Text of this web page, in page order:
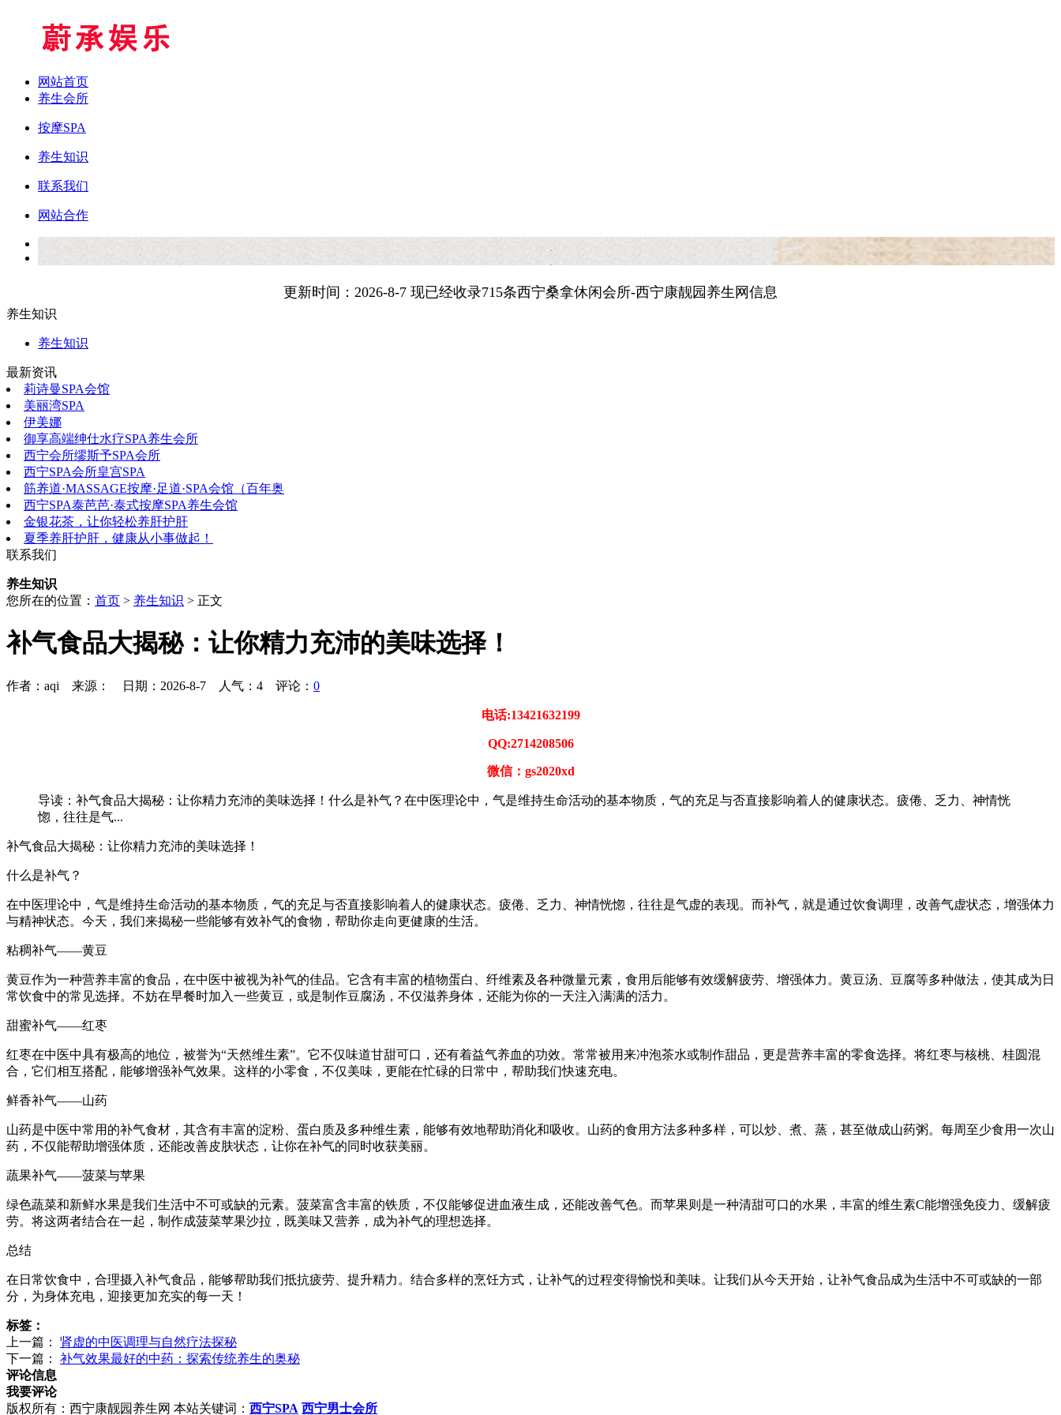
网站首页
养生会所
按摩SPA
养生知识
联系我们
网站合作
更新时间：2026-8-7 现已经收录715条西宁桑拿休闲会所-西宁康靓园养生网信息
养生知识
养生知识
最新资讯
莉诗曼SPA会馆
美丽湾SPA
伊美娜
御享高端绅仕水疗SPA养生会所
西宁会所缪斯予SPA会所
西宁SPA会所皇宫SPA
筋养道·MASSAGE按摩·足道·SPA会馆（百年奥
西宁SPA泰芭芭·泰式按摩SPA养生会馆
金银花茶，让你轻松养肝护肝
夏季养肝护肝，健康从小事做起！
联系我们
养生知识
您所在的位置： 首页 > 养生知识 > 正文
补气食品大揭秘：让你精力充沛的美味选择！
作者：aqi 来源： 日期：2026-8-7 人气： 4 评论： 0
电话:13421632199
QQ:2714208506
微信：gs2020xd
导读：补气食品大揭秘：让你精力充沛的美味选择！什么是补气？在中医理论中，气是维持生命活动的基本物质，气的充足与否直接影响着人的健康状态。疲倦、乏力、神情恍
惚，往往是气...
补气食品大揭秘：让你精力充沛的美味选择！
什么是补气？
在中医理论中，气是维持生命活动的基本物质，气的充足与否直接影响着人的健康状态。疲倦、乏力、神情恍惚，往往是气虚的表现。而补气，就是通过饮食调理，改善气虚状态，增强体力
与精神状态。今天，我们来揭秘一些能够有效补气的食物，帮助你走向更健康的生活。
粘稠补气——黄豆
黄豆作为一种营养丰富的食品，在中医中被视为补气的佳品。它含有丰富的植物蛋白、纤维素及各种微量元素，食用后能够有效缓解疲劳、增强体力。黄豆汤、豆腐等多种做法，使其成为日
常饮食中的常见选择。不妨在早餐时加入一些黄豆，或是制作豆腐汤，不仅滋养身体，还能为你的一天注入满满的活力。
甜蜜补气——红枣
红枣在中医中具有极高的地位，被誉为“天然维生素”。它不仅味道甘甜可口，还有着益气养血的功效。常常被用来冲泡茶水或制作甜品，更是营养丰富的零食选择。将红枣与核桃、桂圆混
合，它们相互搭配，能够增强补气效果。这样的小零食，不仅美味，更能在忙碌的日常中，帮助我们快速充电。
鲜香补气——山药
山药是中医中常用的补气食材，其含有丰富的淀粉、蛋白质及多种维生素，能够有效地帮助消化和吸收。山药的食用方法多种多样，可以炒、煮、蒸，甚至做成山药粥。每周至少食用一次山
药，不仅能帮助增强体质，还能改善皮肤状态，让你在补气的同时收获美丽。
蔬果补气——菠菜与苹果
绿色蔬菜和新鲜水果是我们生活中不可或缺的元素。菠菜富含丰富的铁质，不仅能够促进血液生成，还能改善气色。而苹果则是一种清甜可口的水果，丰富的维生素C能增强免疫力、缓解疲
劳。将这两者结合在一起，制作成菠菜苹果沙拉，既美味又营养，成为补气的理想选择。
总结
在日常饮食中，合理摄入补气食品，能够帮助我们抵抗疲劳、提升精力。结合多样的烹饪方式，让补气的过程变得愉悦和美味。让我们从今天开始，让补气食品成为生活中不可或缺的一部
分，为身体充电，迎接更加充实的每一天！
标签：
上一篇： 肾虚的中医调理与自然疗法探秘
下一篇： 补气效果最好的中药：探索传统养生的奥秘
评论信息
我要评论
版权所有：西宁康靓园养生网 本站关键词： 西宁SPA 西宁男士会所